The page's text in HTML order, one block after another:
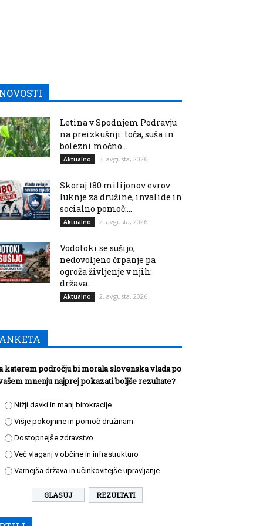
Letina v Spodnjem Podravju
na preizkušnji: toča, suša in
bolezni močno...
Aktualno 3. avgusta, 2026
Skoraj 180 milijonov evrov
luknje za družine, invalide in
socialno pomoč:...
Aktualno 2. avgusta, 2026
Vodotoki se sušijo,
nedovoljeno črpanje pa
ogroža življenje v njih:
država...
Aktualno 2. avgusta, 2026
katerem področju bi morala slovenska vlada po
mnenju najprej pokazati boljše rezultate?
Nižji davki in manj birokracije
Višje pokojnine in pomoč družinam
Dostopnejše zdravstvo
Več vlaganj v občine in infrastrukturo
Varnejša država in učinkovitejše upravljanje
REZULTATI